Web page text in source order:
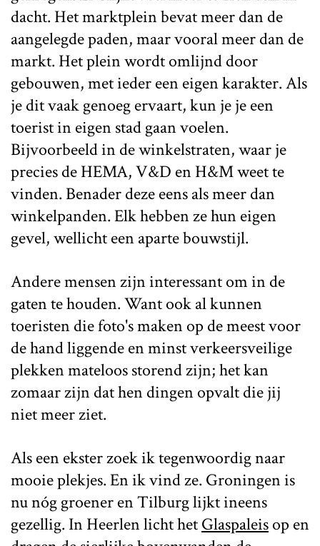
dacht. Het marktplein bevat meer dan de
aangelegde paden, maar vooral meer dan de
markt. Het plein wordt omlijnd door
gebouwen, met ieder een eigen karakter. Als
je dit vaak genoeg ervaart, kun je je een
toerist in eigen stad gaan voelen.
Bijvoorbeeld in de winkelstraten, waar je
precies de HEMA, V&D en H&M weet te
vinden. Benader deze eens als meer dan
winkelpanden. Elk hebben ze hun eigen
gevel, wellicht een aparte bouwstijl.
Andere mensen zijn interessant om in de
gaten te houden. Want ook al kunnen
toeristen die foto's maken op de meest voor
de hand liggende en minst verkeersveilige
plekken mateloos storend zijn; het kan
zomaar zijn dat hen dingen opvalt die jij
niet meer ziet.
Als een ekster zoek ik tegenwoordig naar
mooie plekjes. En ik vind ze. Groningen is
nu nóg groener en Tilburg lijkt ineens
gezellig. In Heerlen licht hetGlaspaleisop en